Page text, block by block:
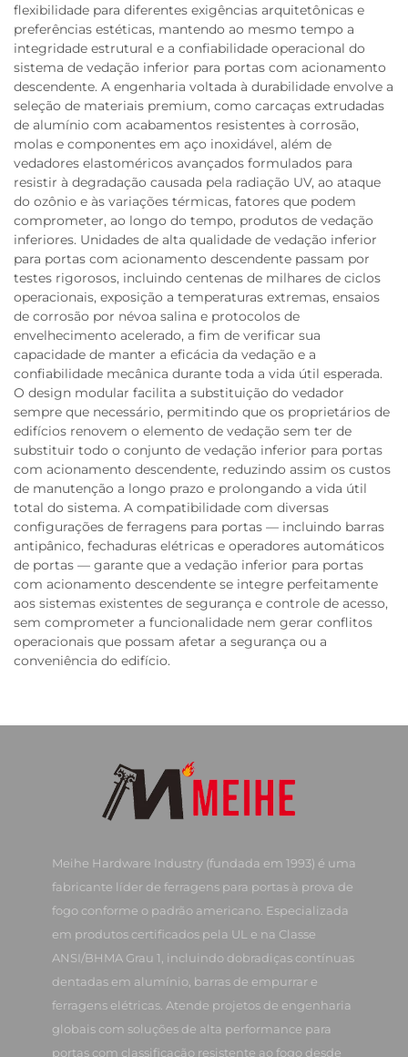
flexibilidade para diferentes exigências arquitetônicas e
preferências estéticas, mantendo ao mesmo tempo a
integridade estrutural e a confiabilidade operacional do
sistema de vedação inferior para portas com acionamento
descendente. A engenharia voltada à durabilidade envolve a
seleção de materiais premium, como carcaças extrudadas
de alumínio com acabamentos resistentes à corrosão,
molas e componentes em aço inoxidável, além de
vedadores elastoméricos avançados formulados para
resistir à degradação causada pela radiação UV, ao ataque
do ozônio e às variações térmicas, fatores que podem
comprometer, ao longo do tempo, produtos de vedação
inferiores. Unidades de alta qualidade de vedação inferior
para portas com acionamento descendente passam por
testes rigorosos, incluindo centenas de milhares de ciclos
operacionais, exposição a temperaturas extremas, ensaios
de corrosão por névoa salina e protocolos de
envelhecimento acelerado, a fim de verificar sua
capacidade de manter a eficácia da vedação e a
confiabilidade mecânica durante toda a vida útil esperada.
O design modular facilita a substituição do vedador
sempre que necessário, permitindo que os proprietários de
edifícios renovem o elemento de vedação sem ter de
substituir todo o conjunto de vedação inferior para portas
com acionamento descendente, reduzindo assim os custos
de manutenção a longo prazo e prolongando a vida útil
total do sistema. A compatibilidade com diversas
configurações de ferragens para portas — incluindo barras
antipânico, fechaduras elétricas e operadores automáticos
de portas — garante que a vedação inferior para portas
com acionamento descendente se integre perfeitamente
aos sistemas existentes de segurança e controle de acesso,
sem comprometer a funcionalidade nem gerar conflitos
operacionais que possam afetar a segurança ou a
conveniência do edifício.
Meihe Hardware Industry (fundada em 1993) é uma
fabricante líder de ferragens para portas à prova de
fogo conforme o padrão americano. Especializada
em produtos certificados pela UL e na Classe
ANSI/BHMA Grau 1, incluindo dobradiças contínuas
dentadas em alumínio, barras de empurrar e
ferragens elétricas. Atende projetos de engenharia
globais com soluções de alta performance para
portas com classificação resistente ao fogo desde